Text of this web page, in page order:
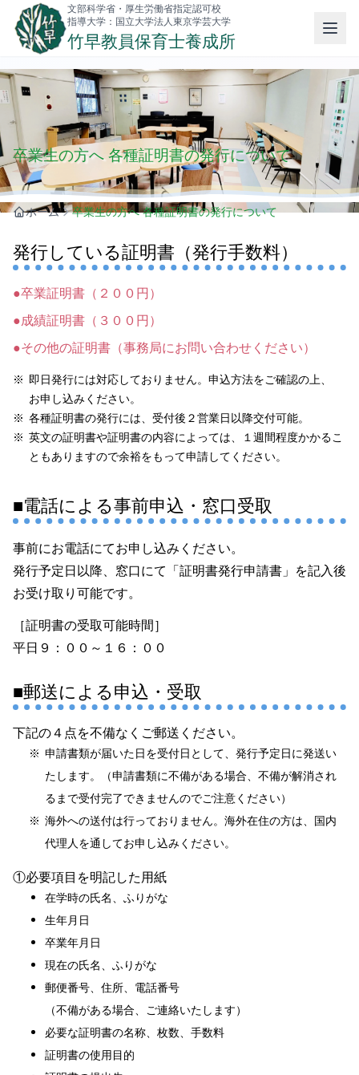
文部科学省・厚生労働省指定認可校
指導大学：国立大学法人東京学芸大学
竹早教員保育士養成所
ホーム 卒業生の方へ 各種証明書の発行について
卒業生の方へ 各種証明書の発行について
発行している証明書（発行手数料）
●卒業証明書（２００円）
●成績証明書（３００円）
●その他の証明書 （事務局にお問い合わせください）
即日発行には対応しておりません。申込方法をご確認の上、
お申し込みください。
各種証明書の発行には、受付後２営業日以降交付可能。
英文の証明書や証明書の内容によっては、１週間程度かかるこ
ともありますので余裕をもって申請してください。
■電話による事前申込・窓口受取
事前にお電話にてお申し込みください。
発行予定日以降、窓口にて「証明書発行申請書」を記入後
お受け取り可能です。
［証明書の受取可能時間］
平日９：００～１６：００
■郵送による申込・受取
下記の４点を不備なくご郵送ください。
申請書類が届いた日を受付日として、発行予定日に発送い
たします。（申請書類に不備がある場合、不備が解消され
るまで受付完了できませんのでご注意ください）
海外への送付は行っておりません。海外在住の方は、国内
代理人を通してお申し込みください。
①必要項目を明記した用紙
在学時の氏名、ふりがな
生年月日
卒業年月日
現在の氏名、ふりがな
郵便番号、住所、電話番号
（不備がある場合、ご連絡いたします）
必要な証明書の名称、枚数、手数料
証明書の使用目的